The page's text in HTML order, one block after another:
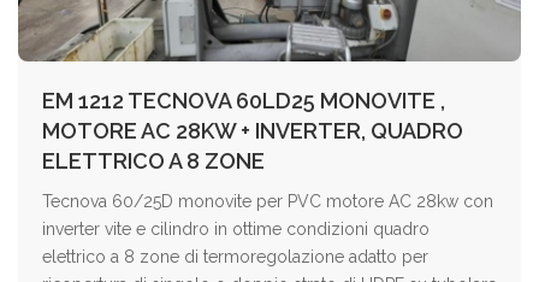
EM 1212 TECNOVA 60LD25 MONOVITE ,
MOTORE AC 28KW + INVERTER, QUADRO
ELETTRICO A 8 ZONE
Tecnova 60/25D monovite per PVC motore AC 28kw con
inverter vite e cilindro in ottime condizioni quadro
elettrico a 8 zone di termoregolazione adatto per